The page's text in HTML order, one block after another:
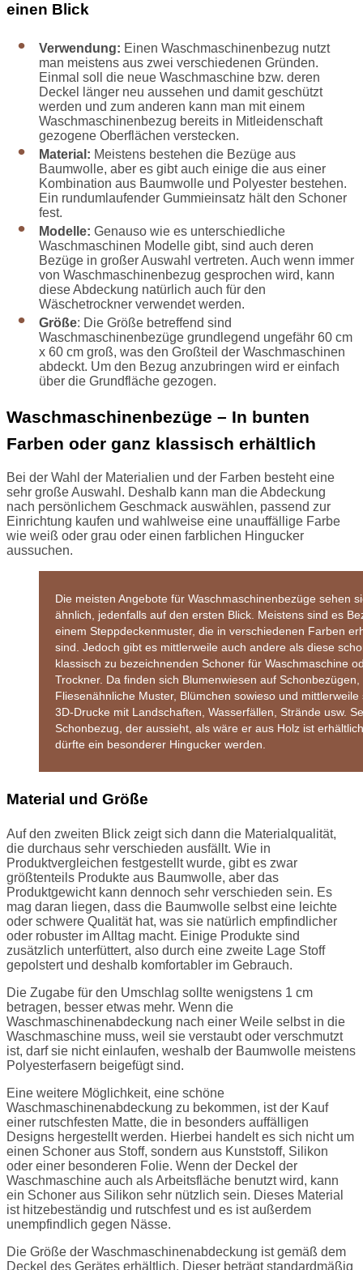
einen Blick
Verwendung: Einen Waschmaschinenbezug nutzt
man meistens aus zwei verschiedenen Gründen.
Einmal soll die neue Waschmaschine bzw. deren
Deckel länger neu aussehen und damit geschützt
werden und zum anderen kann man mit einem
Waschmaschinenbezug bereits in Mitleidenschaft
gezogene Oberflächen verstecken.
Material: Meistens bestehen die Bezüge aus
Baumwolle, aber es gibt auch einige die aus einer
Kombination aus Baumwolle und Polyester bestehen.
Ein rundumlaufender Gummieinsatz hält den Schoner
fest.
Modelle: Genauso wie es unterschiedliche
Waschmaschinen Modelle gibt, sind auch deren
Bezüge in großer Auswahl vertreten. Auch wenn immer
von Waschmaschinenbezug gesprochen wird, kann
diese Abdeckung natürlich auch für den
Wäschetrockner verwendet werden.
Größe: Die Größe betreffend sind
Waschmaschinenbezüge grundlegend ungefähr 60 cm
x 60 cm groß, was den Großteil der Waschmaschinen
abdeckt. Um den Bezug anzubringen wird er einfach
über die Grundfläche gezogen.
Waschmaschinenbezüge – In bunten
Farben oder ganz klassisch erhältlich
Bei der Wahl der Materialien und der Farben besteht eine
sehr große Auswahl. Deshalb kann man die Abdeckung
nach persönlichem Geschmack auswählen, passend zur
Einrichtung kaufen und wahlweise eine unauffällige Farbe
wie weiß oder grau oder einen farblichen Hingucker
aussuchen.
Die meisten Angebote für Waschmaschinenbezüge sehen
ähnlich, jedenfalls auf den ersten Blick. Meistens sind es
einem Steppdeckenmuster, die in verschiedenen Farben
sind. Jedoch gibt es mittlerweile auch andere als diese
klassisch zu bezeichnenden Schoner für Waschmaschine
Trockner. Da finden sich Blumenwiesen auf Schonbezügen,
Fliesenähnliche Muster, Blümchen sowieso und mittlerweile
3D-Drucke mit Landschaften, Wasserfällen, Strände usw.
Schonbezug, der aussieht, als wäre er aus Holz ist
dürfte ein besonderer Hingucker werden.
Material und Größe
Auf den zweiten Blick zeigt sich dann die Materialqualität,
die durchaus sehr verschieden ausfällt. Wie in
Produktvergleichen festgestellt wurde, gibt es zwar
größtenteils Produkte aus Baumwolle, aber das
Produktgewicht kann dennoch sehr verschieden sein. Es
mag daran liegen, dass die Baumwolle selbst eine leichte
oder schwere Qualität hat, was sie natürlich empfindlicher
oder robuster im Alltag macht. Einige Produkte sind
zusätzlich unterfüttert, also durch eine zweite Lage Stoff
gepolstert und deshalb komfortabler im Gebrauch.
Die Zugabe für den Umschlag sollte wenigstens 1 cm
betragen, besser etwas mehr. Wenn die
Waschmaschinenabdeckung nach einer Weile selbst in die
Waschmaschine muss, weil sie verstaubt oder verschmutzt
ist, darf sie nicht einlaufen, weshalb der Baumwolle meistens
Polyesterfasern beigefügt sind.
Eine weitere Möglichkeit, eine schöne
Waschmaschinenabdeckung zu bekommen, ist der Kauf
einer rutschfesten Matte, die in besonders auffälligen
Designs hergestellt werden. Hierbei handelt es sich nicht um
einen Schoner aus Stoff, sondern aus Kunststoff, Silikon
oder einer besonderen Folie. Wenn der Deckel der
Waschmaschine auch als Arbeitsfläche benutzt wird, kann
ein Schoner aus Silikon sehr nützlich sein. Dieses Material
ist hitzebeständig und rutschfest und es ist außerdem
unempfindlich gegen Nässe.
Die Größe der Waschmaschinenabdeckung ist gemäß dem
Deckel des Gerätes erhältlich. Dieser beträgt standardmäßig